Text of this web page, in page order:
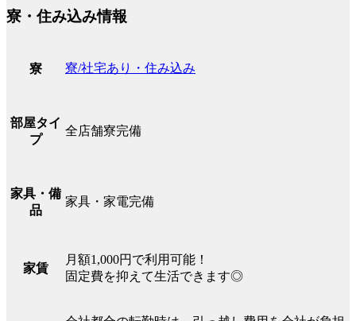
寮・住み込み情報
寮 寮/社宅あり・住み込み
部屋タイ
プ
全店舗寮完備
家具・備
品
家具・家電完備
家賃
月額1,000円で利用可能！
固定費を抑えて生活できます◎